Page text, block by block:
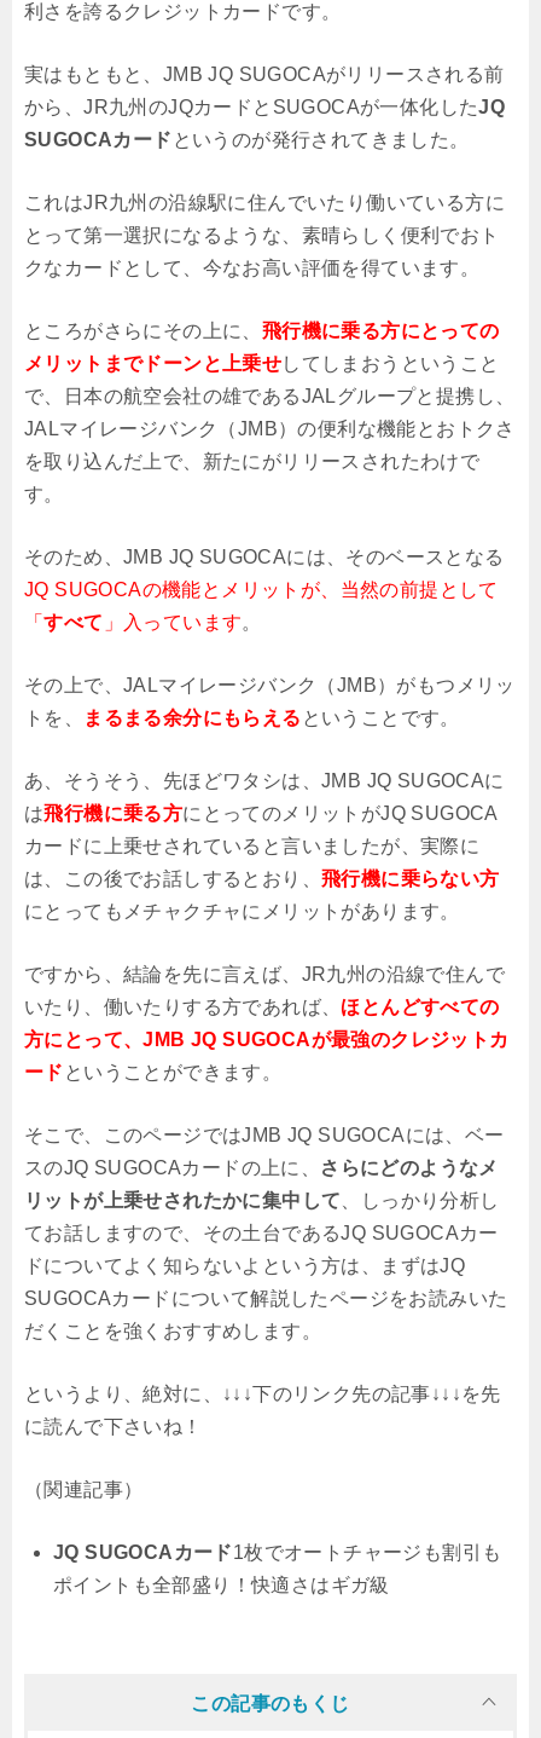
利さを誇るクレジットカードです。
実はもともと、JMB JQ SUGOCAがリリースされる前
から、JR九州のJQカードとSUGOCAが一体化したJQ
SUGOCAカード というのが発行されてきました。
これはJR九州の沿線駅に住んでいたり働いている方に
とって第一選択になるような、素晴らしく便利でおト
クなカードとして、今なお高い評価を得ています。
ところがさらにその上に、 飛行機に乗る方にとっての
メリットまでドーンと上乗せしてしまおうということ
で、日本の航空会社の雄であるJALグループと提携し、
JALマイレージバンク（JMB）の便利な機能とおトクさ
を取り込んだ上で、新たにがリリースされたわけで
す。
そのため、JMB JQ SUGOCAには、そのベースとなる
JQ SUGOCAの機能とメリットが、当然の前提として
「すべて 」入っています。
その上で、JALマイレージバンク（JMB）がもつメリッ
トを、
まるまる余分にもらえる ということです。
あ、そうそう、先ほどワタシは、JMB JQ SUGOCAに
は飛行機に乗る方にとってのメリットがJQ SUGOCA
カードに上乗せされていると言いましたが、実際に
は、この後でお話しするとおり、 飛行機に乗らない方
にとってもメチャクチャにメリットがあります。
ですから、結論を先に言えば、JR九州の沿線で住んで
いたり、働いたりする方であれば、 ほとんどすべての
方にとって、JMB JQ SUGOCAが最強のクレジットカ
ード ということができます。
そこで、このページではJMB JQ SUGOCAには、ベー
スのJQ SUGOCAカードの上に、
さらにどのようなメ
リットが上乗せされたかに集中して 、しっかり分析し
てお話しますので、その土台であるJQ SUGOCAカー
ドについてよく知らないよという方は、まずはJQ
SUGOCAカードについて解説したページをお読みいた
だくことを強くおすすめします。
というより、絶対に、↓↓↓下のリンク先の記事↓↓↓を先
に読んで下さいね！
（関連記事）
JQ SUGOCAカード1枚でオートチャージも割引も
ポイントも全部盛り！快適さはギガ級
この記事のもくじ